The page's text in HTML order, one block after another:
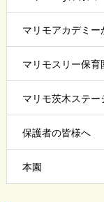
マリモアカデミ
マリモスリー保育
マリモ茨木ステー
保護者の皆様へ
本園